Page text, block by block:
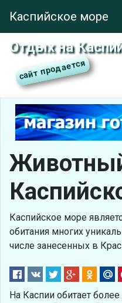
Каспийское море
Отдых на
Каспийское море
обитания многих
числе занесенных в
На Каспии обитает